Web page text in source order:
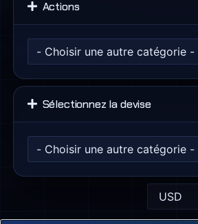
Actions
Sélectionnez la devise